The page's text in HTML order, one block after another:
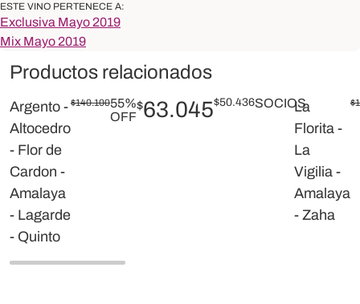
ESTE VINO PERTENECE A:
Exclusiva Mayo 2019
Mix Mayo 2019
Productos relacionados
Argento -
Altocedro
- Flor de
Cardon -
Amalaya
- Lagarde
- Quinto
$140.10055%
OFF
$63.045$50.436SOCIOS
La
Florita -
La
Vigilia -
Amalaya
- Zaha
$